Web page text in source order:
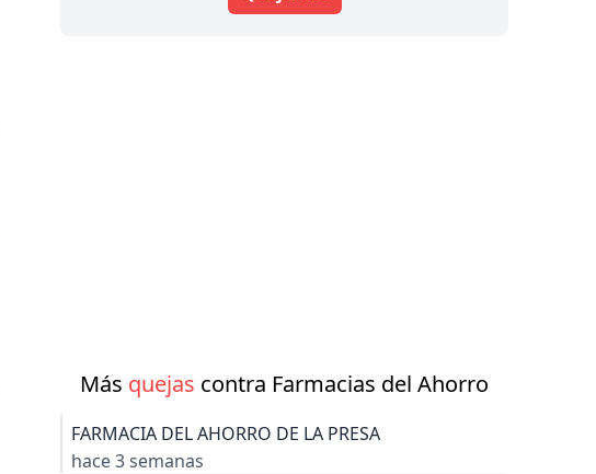
Más quejas contra Farmacias del Ahorro
FARMACIA DEL AHORRO DE LA PRESA
hace 3 semanas